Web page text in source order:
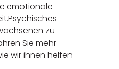
emotionale
zu
Sie mehr
wir ihnen helfen